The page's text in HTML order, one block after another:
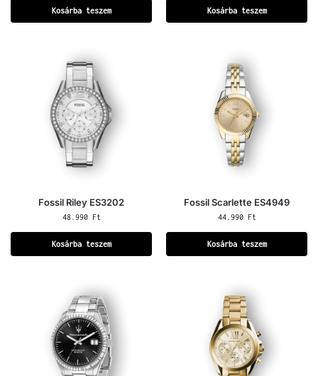
Kosárba teszem Kosárba teszem
Fossil Riley ES3202
48.990 Ft
Kosárba teszem
Fossil Scarlette ES4949
44.990 Ft
Kosárba teszem